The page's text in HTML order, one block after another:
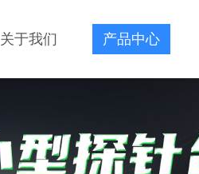
关于我们 产品中心